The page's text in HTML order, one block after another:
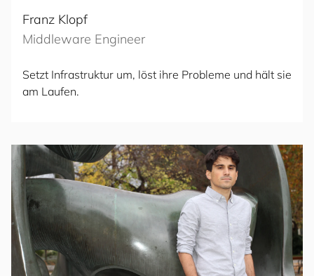
Franz Klopf
Middleware Engineer
Setzt Infrastruktur um, löst ihre Probleme und hält sie
am Laufen.